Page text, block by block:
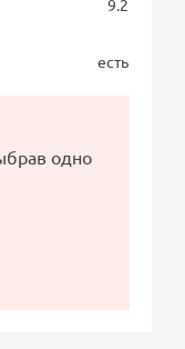
9.2
есть
одно